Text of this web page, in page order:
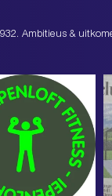
Ambitieus &